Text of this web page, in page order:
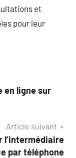
et
pour leur
en ligne sur
Article suivant
l’intermédiaire
par téléphone